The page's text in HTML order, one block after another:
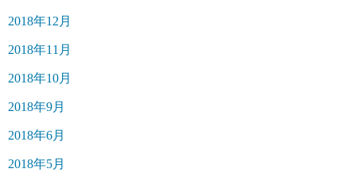
2018年12月
2018年11月
2018年10月
2018年9月
2018年6月
2018年5月